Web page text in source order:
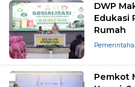
DWP
Edukasi
Rumah
Pemkot